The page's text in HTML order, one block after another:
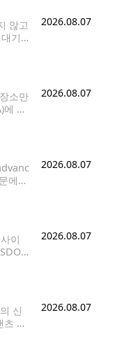
않고
기
2026.08.07
소만
따
2026.08.07
에
2026.08.07
이
2026.08.07
신
커
2026.08.07